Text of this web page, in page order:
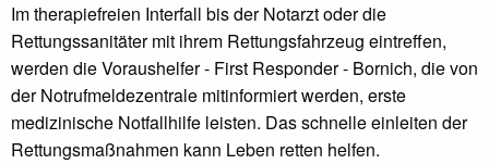
Im therapiefreien Interfall bis der Notarzt oder die
Rettungssanitäter mit ihrem Rettungsfahrzeug eintreffen,
werden die Voraushelfer - First Responder - Bornich, die von
der Notrufmeldezentrale mitinformiert werden, erste
medizinische Notfallhilfe leisten. Das schnelle einleiten der
Rettungsmaßnahmen kann Leben retten helfen.